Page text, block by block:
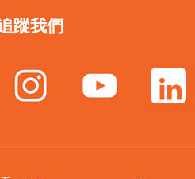
蹤我們